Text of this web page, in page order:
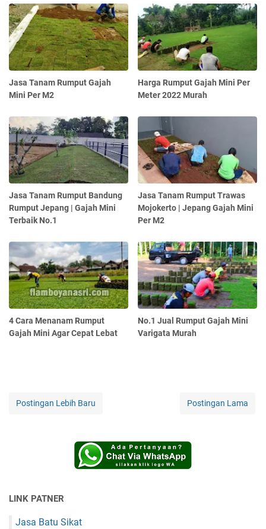
Jasa Tanam Rumput Gajah
Mini Per M2
Harga Rumput Gajah Mini Per
Meter 2022 Murah
Jasa Tanam Rumput Bandung
Rumput Jepang | Gajah Mini
Terbaik No.1
Jasa Tanam Rumput Trawas
Mojokerto | Jepang Gajah Mini
Per M2
4 Cara Menanam Rumput
Gajah Mini Agar Cepat Lebat
No.1 Jual Rumput Gajah Mini
Varigata Murah
Postingan Lebih Baru Postingan Lama
LINK PATNER
Jasa Batu Sikat